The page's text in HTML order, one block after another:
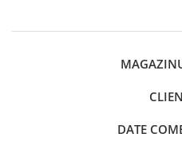
Perne de alaptat Huggy
DATE